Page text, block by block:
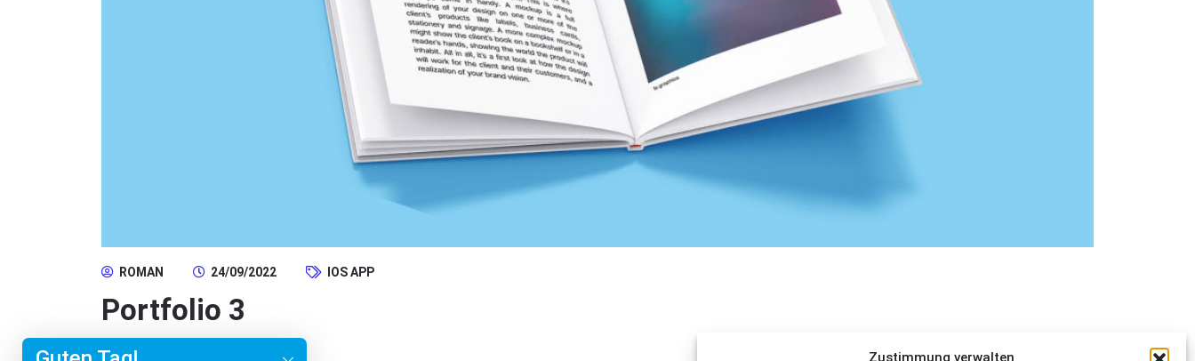
Zustimmung verwalten
ROMAN 24/09/2022 IOS APP
Portfolio 3